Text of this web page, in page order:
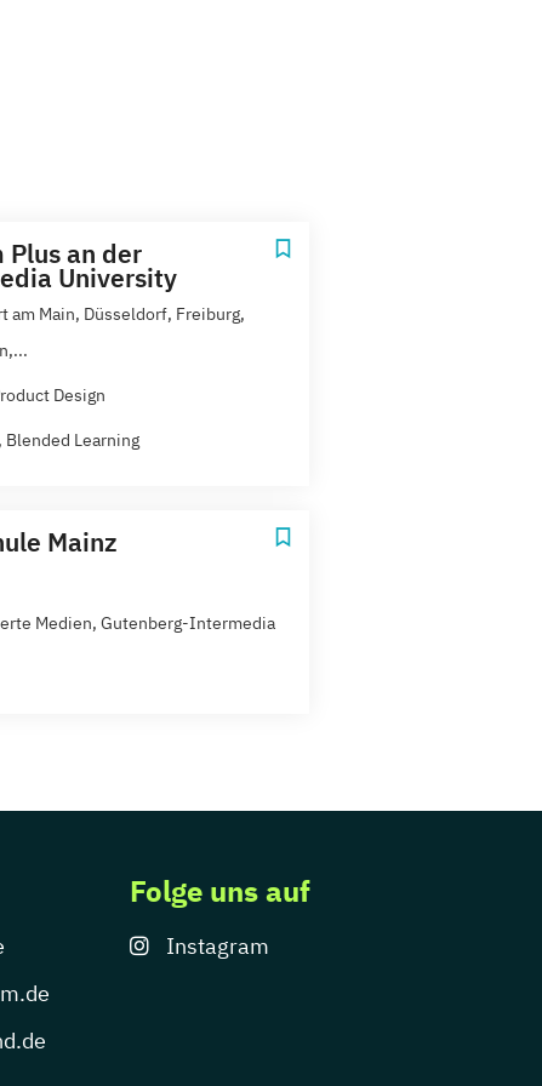
Plus an der
University
am Main, Düsseldorf, Freiburg,
Design
Learning
Mainz
Medien, Gutenberg-Intermedia
Folge uns auf
Instagram